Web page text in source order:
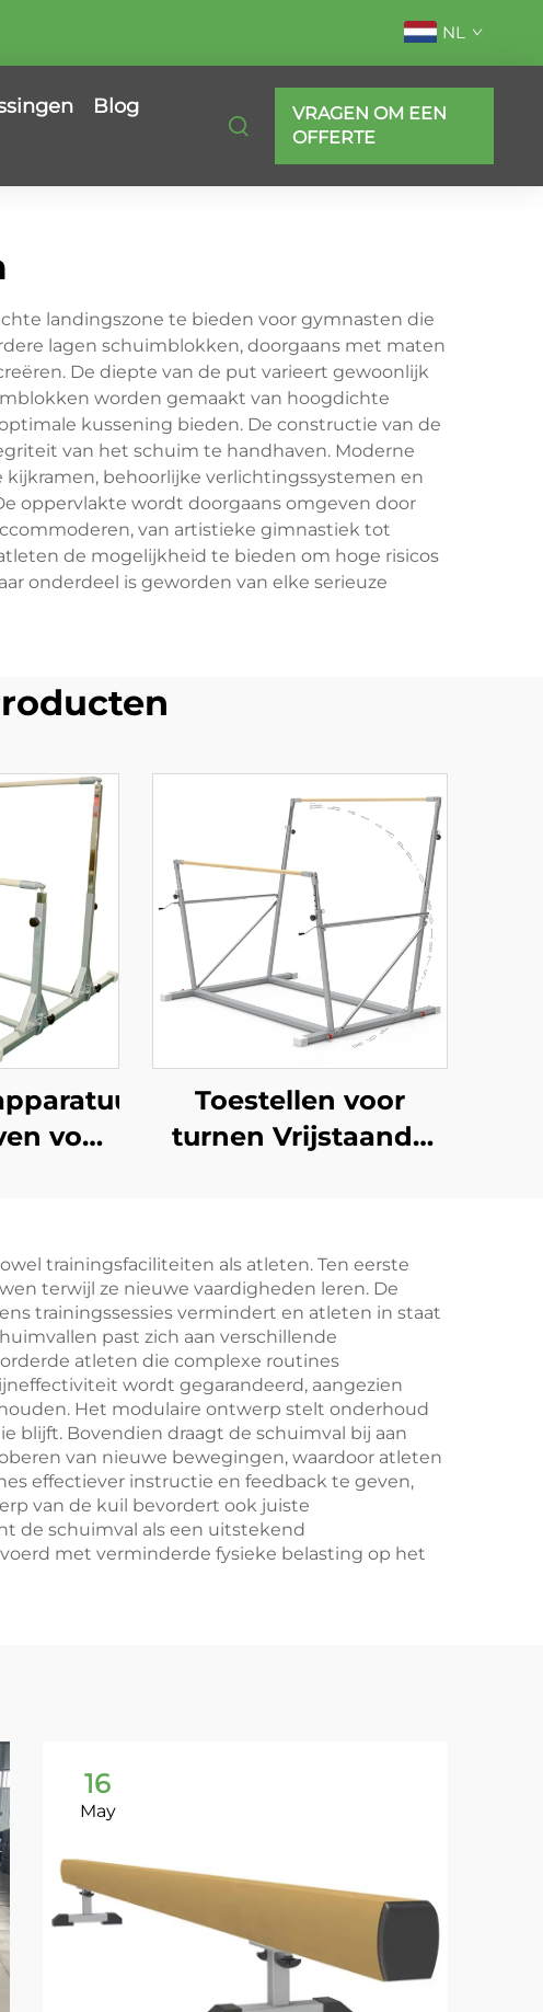
NL
Blog
VRAGEN OM EEN
OFFERTE
landingszone te bieden voor gymnasten die
lagen schuimblokken, doorgaans met maten
De diepte van de put varieert gewoonlijk
worden gemaakt van hoogdichte
kussening bieden. De constructie van de
van het schuim te handhaven. Moderne
behoorlijke verlichtingssystemen en
oppervlakte wordt doorgaans omgeven door
van artistieke gimnastiek tot
de mogelijkheid te bieden om hoge risicos
onderdeel is geworden van elke serieuze
voor
Toestellen voor
turnen Vrijstaande
Asymmetrische
Bomen voor Training
trainingsfaciliteiten als atleten. Ten eerste
terwijl ze nieuwe vaardigheden leren. De
trainingssessies vermindert en atleten in staat
past zich aan verschillende
atleten die complexe routines
wordt gegarandeerd, aangezien
Het modulaire ontwerp stelt onderhoud
blijft. Bovendien draagt de schuimval bij aan
van nieuwe bewegingen, waardoor atleten
effectiever instructie en feedback te geven,
van de kuil bevordert ook juiste
de schuimval als een uitstekend
met verminderde fysieke belasting op het
16
May